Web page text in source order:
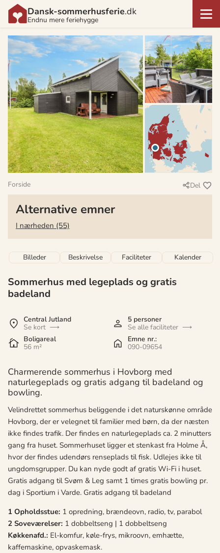
Dansk-sommerhusferie.dk
Endnu mere feriehygge
Forside Del
Alternative emner
I nærheden (55)
Billeder Beskrivelse Faciliteter Kalender
Sommerhus med legeplads og gratis
badeland
Central Jutland
Se kort
5 personer
Se alle faciliteter
Boligareal
56 m²
Emne nr.:
090-09654
Charmerende sommerhus i Hovborg med
naturlegeplads og gratis adgang til badeland og
bowling.
Velindrettet sommerhus beliggende i det naturskønne område
Hovborg, der er velegnet til familier med børn, da der næsten
ikke findes trafik. Der findes en naturlegeplads ca. 2 minutters
gang fra huset. Sommerhuset ligger et stenkast fra Holme Å,
hvor der findes udendørs renseplads til fisk. Udlejes ikke til
ungdomsgrupper. Du kan nyde godt af gratis Wi-Fi i huset.
Gratis adgang til Svøm & Leg samt 1 times gratis bowling pr.
dag i Sportium i Varde. Gratis adgang til badeland
1 Opholdsstue: 1 opredning, brændeovn, radio, tv, parabol
2 Soveværelser: 1 dobbeltseng | 1 dobbeltseng
Køkkenafd.: El-komfur, køle-frys, mikroovn, emhætte,
kaffemaskine, opvaskemask.